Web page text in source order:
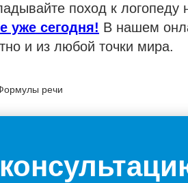
поход к логопеду
уже сегодня! В нашем
и из любой точки мира.
речи